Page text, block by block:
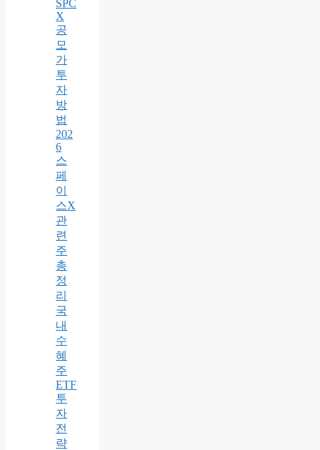
SPC
X
공
모
가
투
자
방
법
202
6
스
페
이
스X
관
련
주
총
정
리
국
내
수
혜
주
ETF
투
자
전
략